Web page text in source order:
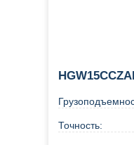
Точность: